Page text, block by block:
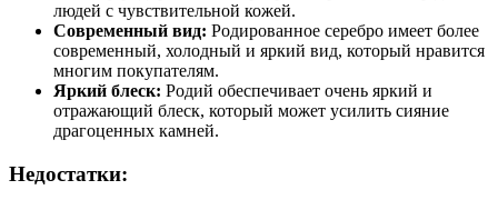
людей с чувствительной кожей.
Современный вид: Родированное серебро имеет более
современный, холодный и яркий вид, который нравится
многим покупателям.
Яркий блеск: Родий обеспечивает очень яркий и
отражающий блеск, который может усилить сияние
драгоценных камней.
Недостатки: